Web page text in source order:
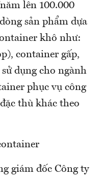
lên 100.000
sản phẩm dựa
khô như:
container gấp,
dụng cho ngành
phục vụ công
thù khác theo
giám đốc Công ty